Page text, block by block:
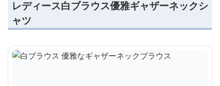
レディース白ブラウス優雅ギャザーネックシ
ャツ